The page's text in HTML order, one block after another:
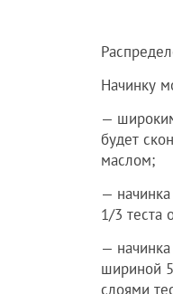
Начинку
—
будет
маслом;
—
1/3 теста
—
шириной
слоями